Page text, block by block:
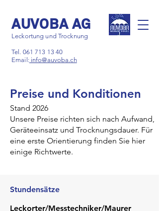
AUVOBA AG
Leckortung und Trocknung
Tel. 061 713 13 40
Email:info@auvoba.ch
Preise und Konditionen
Stand 2026
Unsere Preise richten sich nach Aufwand,
Geräteeinsatz und Trocknungsdauer. Für
eine erste Orientierung finden Sie hier
einige Richtwerte.
Stundensätze
Leckorter/Messtechniker/Maurer